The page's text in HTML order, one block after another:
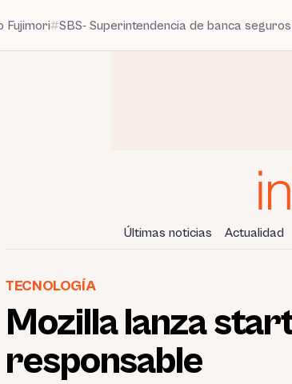
Fujimori SBS- Superintendencia de banca
Últimas noticias Actualidad
TECNOLOGÍA
Mozilla lanza
responsable